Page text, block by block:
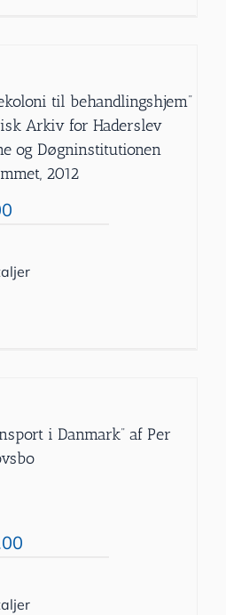
til behandlingshjem”
Arkiv for Haderslev
og Døgninstitutionen
2012
i Danmark” af Per